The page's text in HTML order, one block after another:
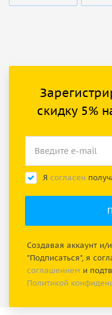
скидку 5%
Я согласен
Создавая аккаунт
"Подписаться", я
соглашением и
Политикой